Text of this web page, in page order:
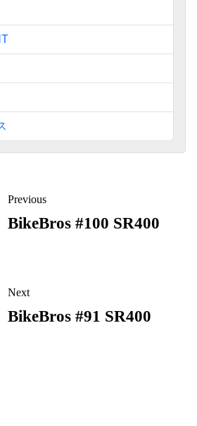
Previous
BikeBros #100 SR400
Next
BikeBros #91 SR400